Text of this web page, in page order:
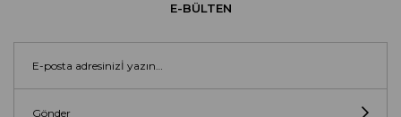
E-BÜLTEN
Gönder